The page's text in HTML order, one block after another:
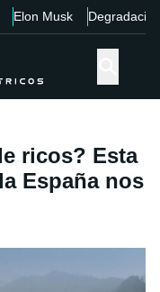
Elon Musk Degradación
ricos? Esta
España nos